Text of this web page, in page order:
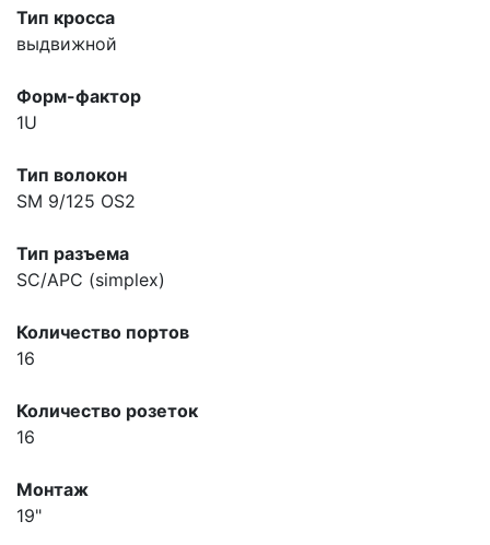
Тип кросса
выдвижной
Форм-фактор
1U
Тип волокон
SM 9/125 OS2
Тип разъема
SC/APC (simplex)
Количество портов
16
Количество розеток
16
Монтаж
19"